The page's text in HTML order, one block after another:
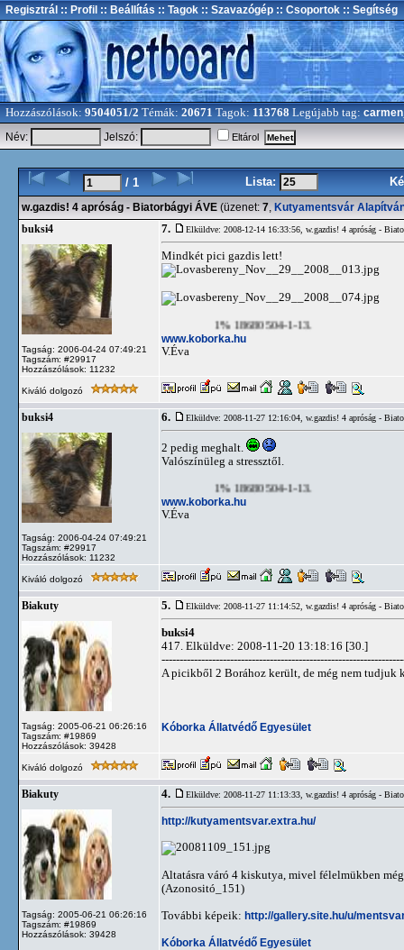
Regisztrál :: Profil :: Beállítás :: Tagok :: Szavazógép :: Csoportok :: Segítség
Hozzászólások: 9504051/2 Témák: 20671 Tagok: 113768 Legújabb tag:
Név:
Jelszó: Eltárol
/ 1 Lista:
w.gazdis! 4 apróság - Biatorbágyi ÁVE (üzenet: 7, Kutyamentsvár
buksi4
Tagság: 2006-04-24 07:49:21
Tagszám: #29917
Hozzászólások: 11232
7. Elküldve: 2008-12-14 16:33:56, w.gazdis! 4 apróság -
Mindkét pici gazdis lett!
1% 18680504-1-13.
www.koborka.hu
V.Éva
Kiváló dolgozó
buksi4
Tagság: 2006-04-24 07:49:21
Tagszám: #29917
Hozzászólások: 11232
6. Elküldve: 2008-11-27 12:16:04, w.gazdis! 4 apróság -
2 pedig meghalt.
Valószínüleg a stressztől.
1% 18680504-1-13.
www.koborka.hu
V.Éva
Kiváló dolgozó
Biakuty
Tagság: 2005-06-21 06:26:16
Tagszám: #19869
Hozzászólások: 39428
5. Elküldve: 2008-11-27 11:14:52, w.gazdis! 4 apróság -
buksi4
417. Elküldve: 2008-11-20 13:18:16 [30.]
A picikből 2 Borához került, de még nem tudjuk
Kóborka Állatvédő Egyesület
Kiváló dolgozó
Biakuty
Tagság: 2005-06-21 06:26:16
Tagszám: #19869
Hozzászólások: 39428
4. Elküldve: 2008-11-27 11:13:33, w.gazdis! 4 apróság -
http://kutyamentsvar.extra.hu/
Altatásra váró 4 kiskutya, mivel félelmükben
(Azonositó_151)
További képeik: http://gallery.site.hu/u/
Kóborka Állatvédő Egyesület